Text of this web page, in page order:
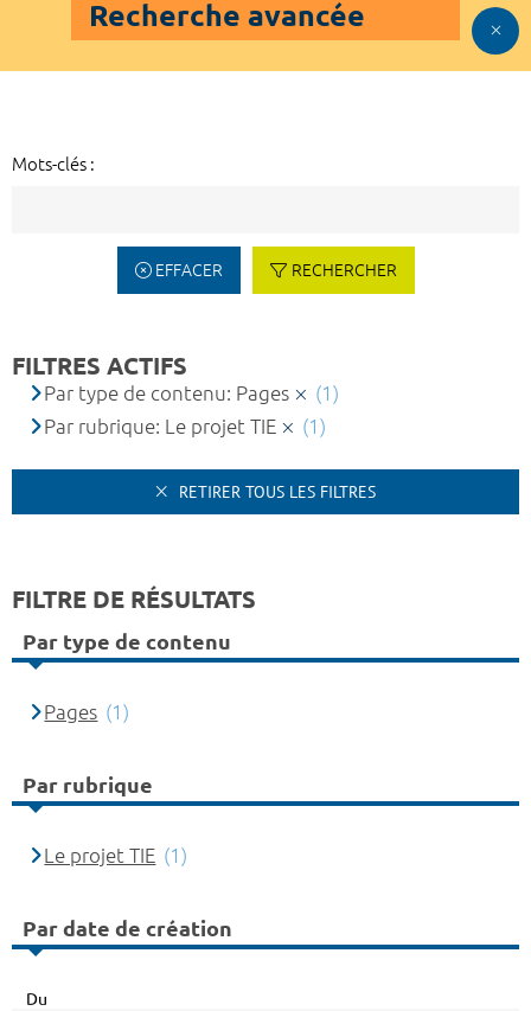
Recherche avancée
Mots-clés :
EFFACER RECHERCHER
FILTRES ACTIFS
Par type de contenu: Pages
(1)
Par rubrique: Le projet TIE
(1)
RETIRER TOUS LES FILTRES
FILTRE DE RÉSULTATS
Par type de contenu
Pages (1)
Par rubrique
Le projet TIE (1)
Par date de création
Du